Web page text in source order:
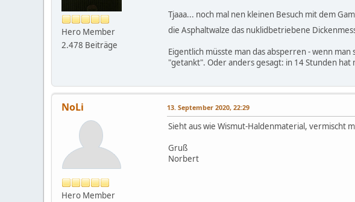
Hero Member
2.478 Beiträge
Tjaaa... noch mal nen kleinen Besuch mit dem
die Asphaltwalze das nuklidbetriebene
Eigentlich müsste man das absperren - wenn
"getankt". Oder anders gesagt: in 14 Stunden
NoLi
Hero Member
13. September 2020, 22:29
Sieht aus wie Wismut-Haldenmaterial, vermischt
Gruß
Norbert